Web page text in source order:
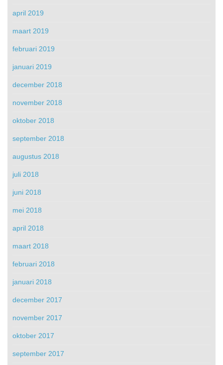
april 2019
maart 2019
februari 2019
januari 2019
december 2018
november 2018
oktober 2018
september 2018
augustus 2018
juli 2018
juni 2018
mei 2018
april 2018
maart 2018
februari 2018
januari 2018
december 2017
november 2017
oktober 2017
september 2017